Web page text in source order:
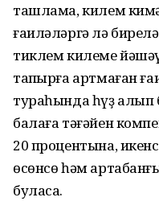
ташлама, килем
ғаиләләргә лә
тиклем килеме
тапҡырға артмаған
тураһында һүҙ алып
балаға тәғәйен
20 процентына,
өсөнсө һәм
буласаҡ.